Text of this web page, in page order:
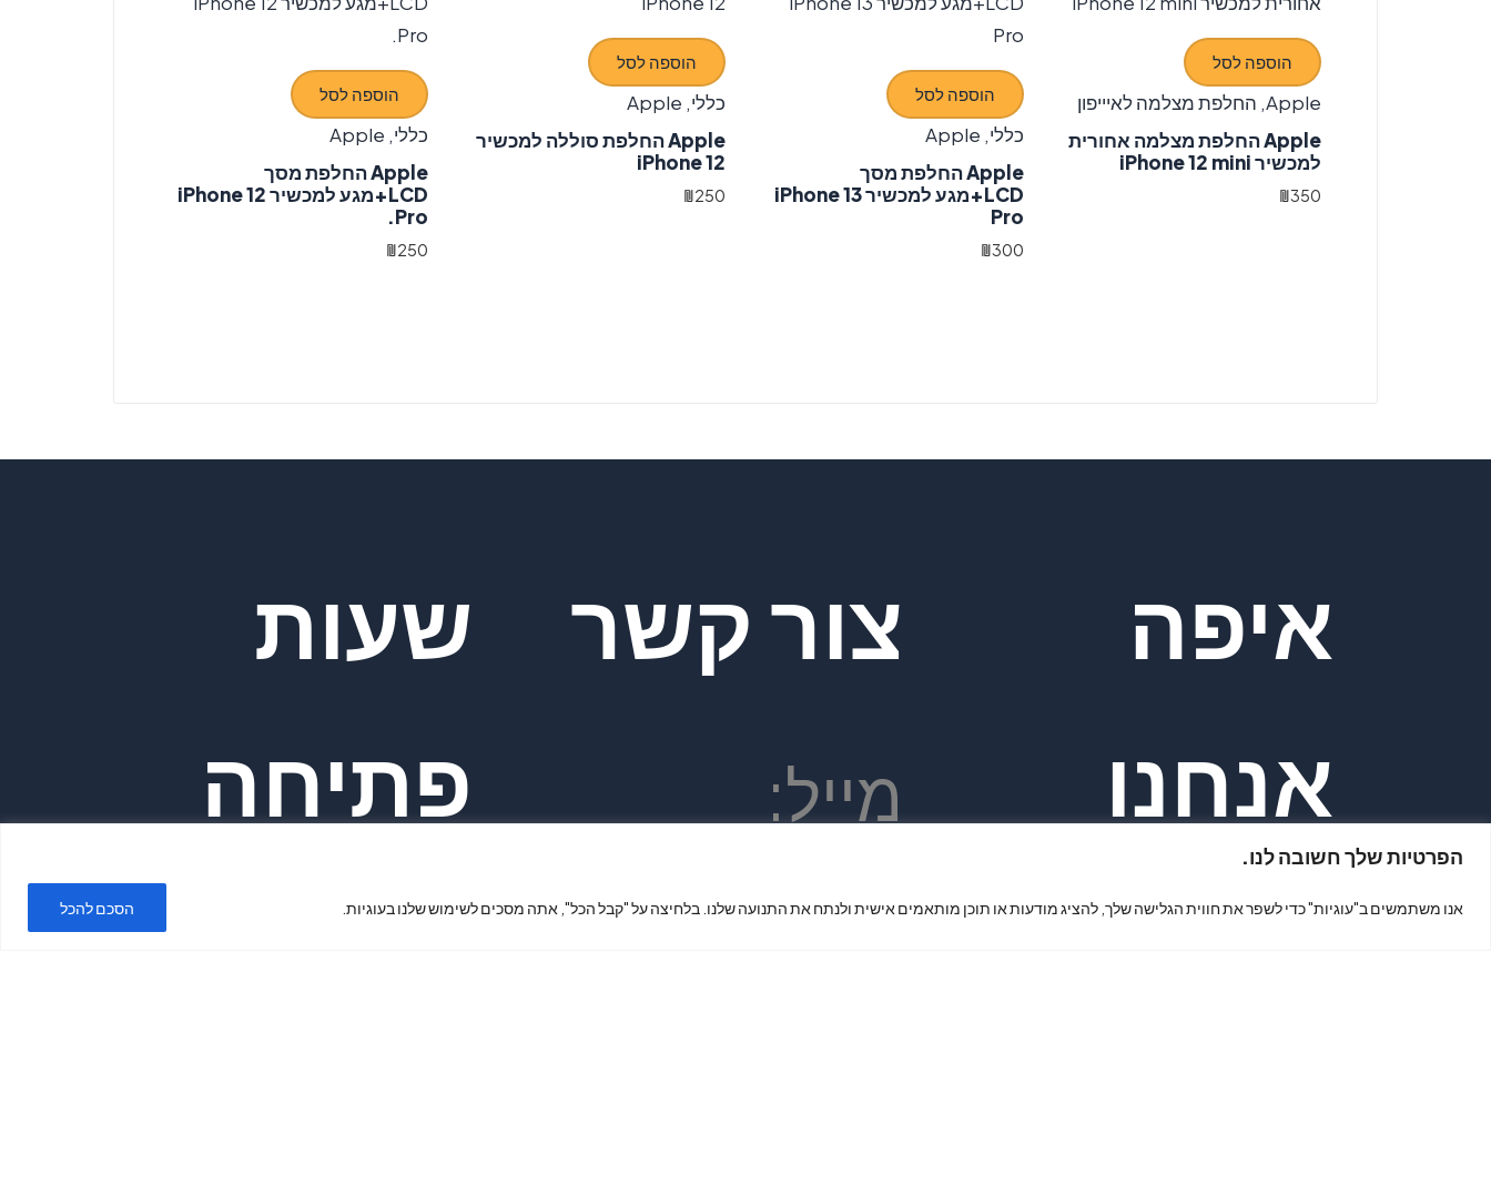
הפרטיות שלך חשובה לנו.
אנו משתמשים ב"עוגיות" כדי לשפר את חווית הגלישה שלך, להציג מודעות או תוכן מותאמים אישית ולנתח את התנועה שלנו. בלחיצה על "קבל הכל", אתה מסכים לשימוש שלנו בעוגיות. הסכם להכל
הוספה לסל
Apple
, החלפת מצלמה לאיייפון
Apple החלפת מצלמה אחורית
למכשיר iPhone 12 mini
₪350
הוספה לסל
כללי,
Apple
Apple החלפת מסך
LCD+מגע למכשיר iPhone 13
Pro
₪300
הוספה לסל
כללי,
Apple
Apple החלפת סוללה למכשיר
iPhone 12
₪250
הוספה לסל
כללי,
Apple
Apple החלפת מסך
LCD+מגע למכשיר iPhone 12
Pro.
₪250
שעות
פתיחה
צור קשר
מייל:
איפה
אנחנו
נמצאים